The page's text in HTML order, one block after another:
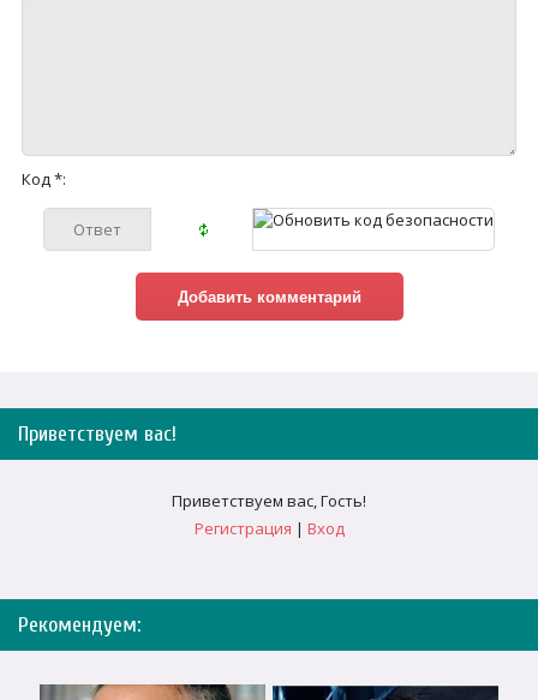
Код *:
Приветствуем вас!
Приветствуем вас,Гость!
Регистрация | Вход
Рекомендуем: